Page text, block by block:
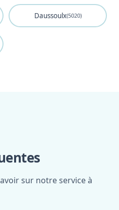
Daussoulx(5020)
sur notre service à